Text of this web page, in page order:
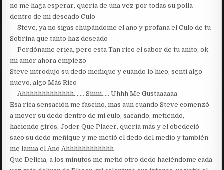
no me haga esperar, quería de una vez por todas su polla
dentro de mi deseado Culo
— Steve, ya no sigas chupándome el ano y profana el Culo de tu
Sobrina que tanto haz deseado
— Perdóname erica, pero esta Tan rico el sabor de tu anito, ok
mi amor ahora empiezo
Steve introdujo su dedo meñique y cuando lo hico, sentí algo
nuevo, algo Más Rico
— Ahhhhhhhhhhhhh……. Siiiiii….. Uhhh Me Gustaaaaaa
Esa rica sensación me fascino, mas aun cuando Steve comenzó
a mover su dedo dentro de mi culo, sacando, metiendo,
haciendo giros, Joder Que Placer, quería más y el obedeció
saco su dedo meñique y me metió el dedo del medio y también
me lamia el Ano Ahhhhhhhhhhhh
Que Delicia, a los minutos me metió otro dedo haciéndome cada